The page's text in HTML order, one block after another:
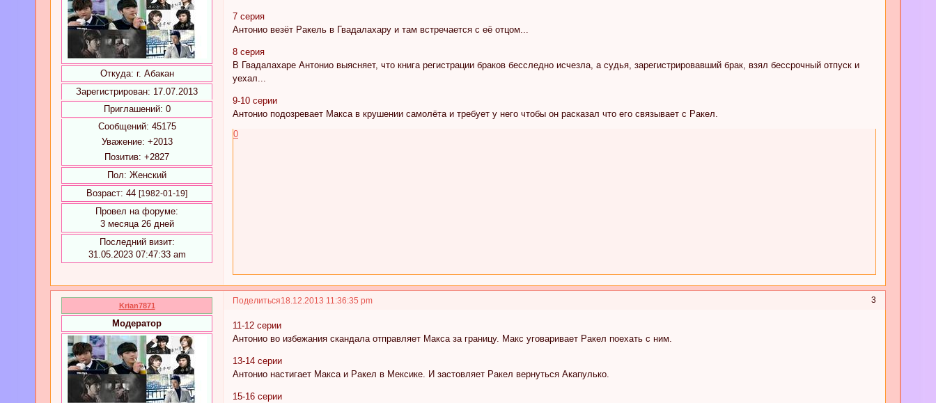
Откуда: г. Абакан
Зарегистрирован: 17.07.2013
Приглашений: 0
Сообщений: 45175
Уважение: +2013
Позитив: +2827
Пол: Женский
Возраст: 44 [1982-01-19]
Провел на форуме:
3 месяца 26 дней
Последний визит:
31.05.2023 07:47:33 am
7 серия
Антонио везёт Ракель в Гвадалахару и там встречается с её отцом...
8 серия
В Гвадалахаре Антонио выясняет, что книга регистрации браков бесследно исчезла, а судья, зарегистрировавший брак, взял бессрочный отпуск и
уехал...
9-10 серии
Антонио подозревает Макса в крушении самолёта и требует у него чтобы он расказал что его связывает с Ракел.
0
Поделиться 3
18.12.2013 11:36:35 pm
Krian7871
Модератор
11-12 серии
Антонио во избежания скандала отправляет Макса за границу. Макс уговаривает Ракел поехать с ним.
13-14 серии
Антонио настигает Макса и Ракел в Мексике. И застовляет Ракел вернуться Акапулько.
15-16 серии